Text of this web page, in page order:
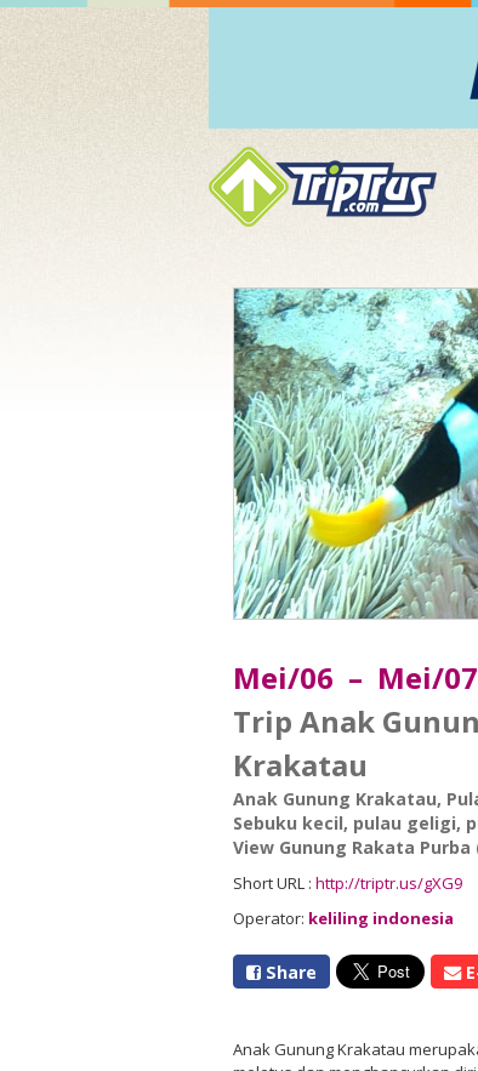
Mei/06 – Mei/07
Trip Anak
Krakatau
Anak Gunung Krakatau,
Sebuku kecil, pulau geligi,
View Gunung Rakata
Short URL : http://triptr.us/gXG9
Operator: keliling indonesia
Share
Anak Gunung Krakatau